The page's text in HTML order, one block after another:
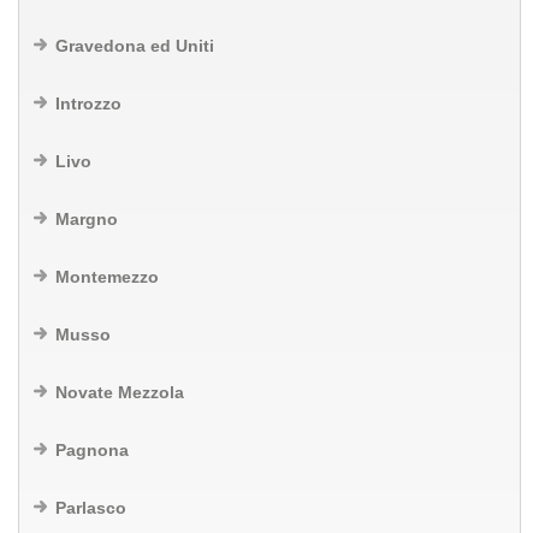
Gravedona ed Uniti
Introzzo
Livo
Margno
Montemezzo
Musso
Novate Mezzola
Pagnona
Parlasco